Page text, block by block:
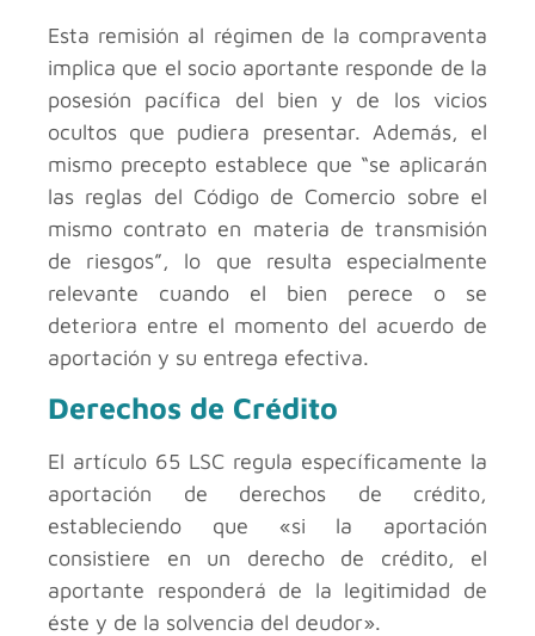
Esta remisión al régimen de la compraventa
implica que el socio aportante responde de la
posesión pacífica del bien y de los vicios
ocultos que pudiera presentar. Además, el
mismo precepto establece que “se aplicarán
las reglas del Código de Comercio sobre el
mismo contrato en materia de transmisión
de riesgos”, lo que resulta especialmente
relevante cuando el bien perece o se
deteriora entre el momento del acuerdo de
aportación y su entrega efectiva.
Derechos de Crédito
El artículo 65 LSC regula específicamente la
aportación de derechos de crédito,
estableciendo que «si la aportación
consistiere en un derecho de crédito, el
aportante responderá de la legitimidad de
éste y de la solvencia del deudor».